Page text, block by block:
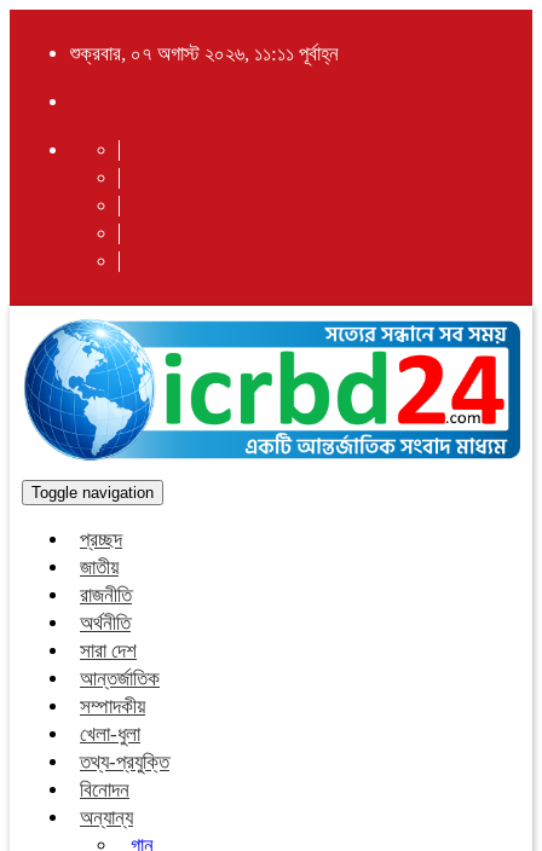
শুক্রবার, ০৭ অগাস্ট ২০২৬, ১১:১১ পূর্বাহ্ন
Toggle navigation
প্রচ্ছদ
জাতীয়
রাজনীতি
অর্থনীতি
সারা দেশ
আন্তর্জাতিক
সম্পাদকীয়
খেলা-ধুলা
তথ্য-প্রযুক্তি
বিনোদন
অন্যান্য
গান